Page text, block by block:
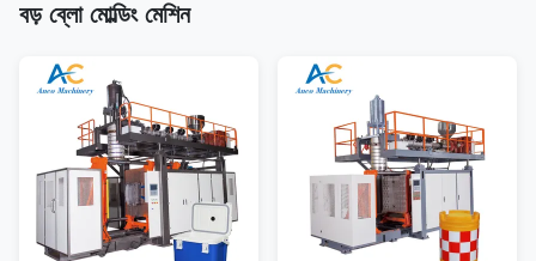
বড় ব্লো মোল্ডিং মেশিন